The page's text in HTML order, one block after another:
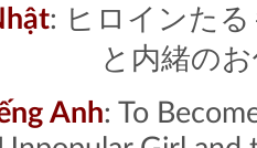
: ヒロインた
と内緒の
Anh: To